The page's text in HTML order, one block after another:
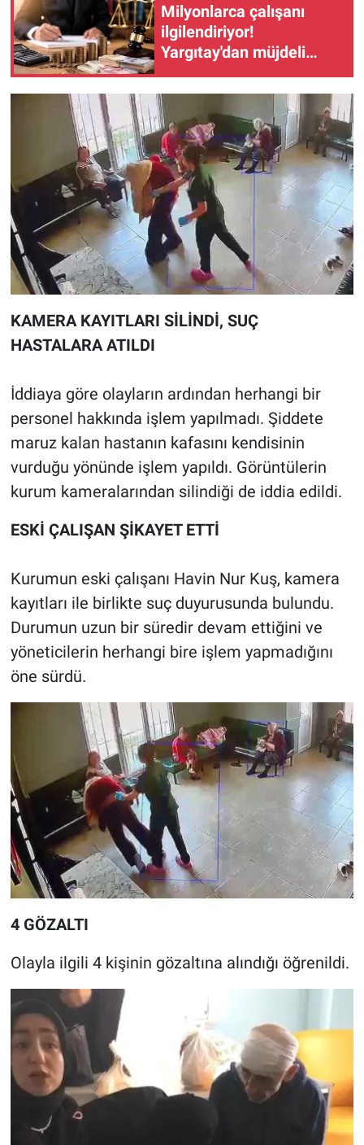
Milyonlarca çalışanı
ilgilendiriyor!
Yargıtay'dan müjdeli
KAMERA KAYITLARI SİLİNDİ, SUÇ
HASTALARA ATILDI
İddiaya göre olayların ardından herhangi bir
personel hakkında işlem yapılmadı. Şiddete
maruz kalan hastanın kafasını kendisinin
vurduğu yönünde işlem yapıldı. Görüntülerin
kurum kameralarından silindiği de iddia edildi.
ESKİ ÇALIŞAN ŞİKAYET ETTİ
Kurumun eski çalışanı Havin Nur Kuş, kamera
kayıtları ile birlikte suç duyurusunda bulundu.
Durumun uzun bir süredir devam ettiğini ve
yöneticilerin herhangi bire işlem yapmadığını
öne sürdü.
4 GÖZALTI
Olayla ilgili 4 kişinin gözaltına alındığı öğrenildi.